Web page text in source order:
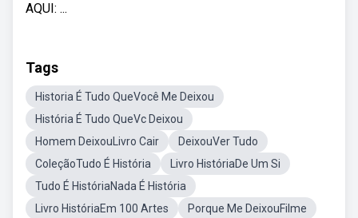
AQUI: ...
Tags
Historia É Tudo QueVocê Me Deixou
História É Tudo QueVc Deixou
Homem DeixouLivro Cair
DeixouVer Tudo
ColeçãoTudo É História
Livro HistóriaDe Um Si
Tudo É HistóriaNada É História
Livro HistóriaEm 100 Artes
Porque Me DeixouFilme